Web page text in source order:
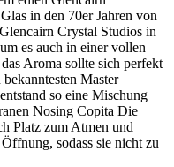
in den 70er Jahren von
Crystal Studios in
es auch in einer vollen
Aroma sollte sich perfekt
Master
so eine Mischung
Nosing Copita Die
Platz zum Atmen und
sodass sie nicht zu